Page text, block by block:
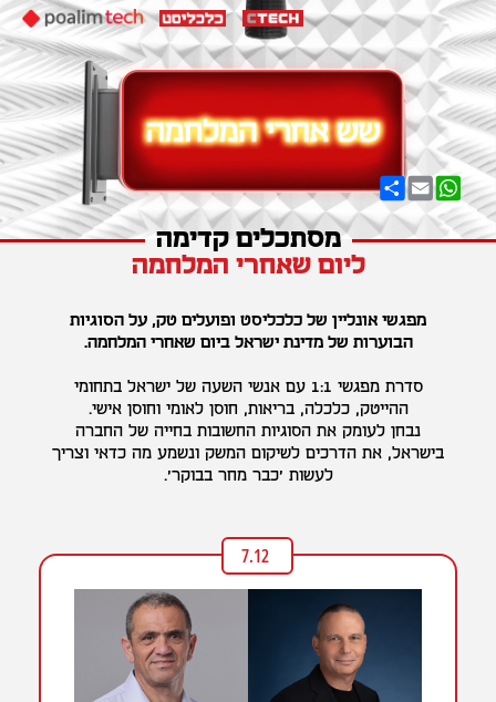
ShareEmail
WhatsApp
מסתכלים קדימה
ליום שאחרי המלחמה
מפגשי אונליין של כלכליסט ופועלים טק, על הסוגיות
הבוערות של מדינת ישראל ביום שאחרי המלחמה.
סדרת מפגשי 1:1 עם אנשי השעה של ישראל בתחומי
ההייטק, כלכלה, בריאות, חוסן לאומי וחוסן אישי.
נבחן לעומק את הסוגיות החשובות בחייה של החברה
בישראל, את הדרכים לשיקום המשק ונשמע מה כדאי וצריך
לעשות 'כבר מחר בבוקר'.
7.12